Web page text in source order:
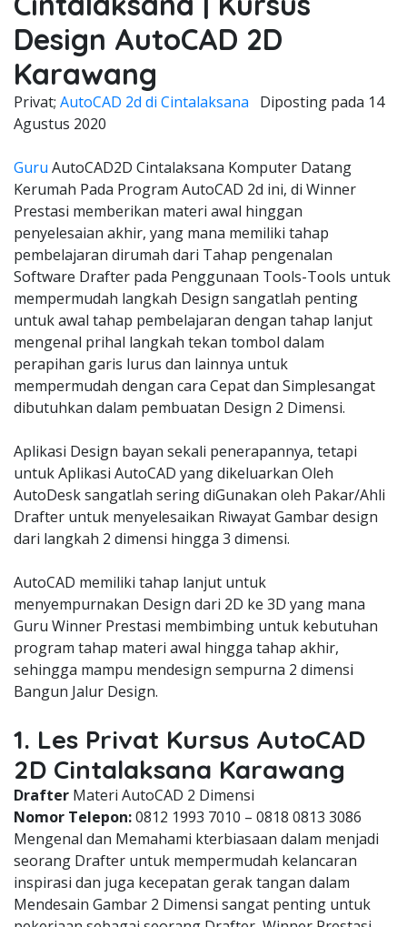
Design AutoCAD 2D
Karawang
Privat; AutoCAD 2d di Cintalaksana Diposting pada 14
Agustus 2020
Guru AutoCAD2D Cintalaksana Komputer Datang
Kerumah Pada Program AutoCAD 2d ini, di Winner
Prestasi memberikan materi awal hinggan
penyelesaian akhir, yang mana memiliki tahap
pembelajaran dirumah dari Tahap pengenalan
Software Drafter pada Penggunaan Tools-Tools untuk
mempermudah langkah Design sangatlah penting
untuk awal tahap pembelajaran dengan tahap lanjut
mengenal prihal langkah tekan tombol dalam
perapihan garis lurus dan lainnya untuk
mempermudah dengan cara Cepat dan Simplesangat
dibutuhkan dalam pembuatan Design 2 Dimensi.
Aplikasi Design bayan sekali penerapannya, tetapi
untuk Aplikasi AutoCAD yang dikeluarkan Oleh
AutoDesk sangatlah sering diGunakan oleh Pakar/Ahli
Drafter untuk menyelesaikan Riwayat Gambar design
dari langkah 2 dimensi hingga 3 dimensi.
AutoCAD memiliki tahap lanjut untuk
menyempurnakan Design dari 2D ke 3D yang mana
Guru Winner Prestasi membimbing untuk kebutuhan
program tahap materi awal hingga tahap akhir,
sehingga mampu mendesign sempurna 2 dimensi
Bangun Jalur Design.
1. Les Privat Kursus AutoCAD
2D Cintalaksana Karawang
Drafter Materi AutoCAD 2 Dimensi
Nomor Telepon:0812 1993 7010 – 0818 0813 3086
Mengenal dan Memahami kterbiasaan dalam menjadi
seorang Drafter untuk mempermudah kelancaran
inspirasi dan juga kecepatan gerak tangan dalam
Mendesain Gambar 2 Dimensi sangat penting untuk